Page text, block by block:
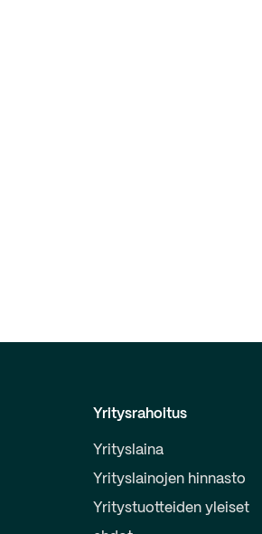
Yritysrahoitus
Yrityslaina
Yrityslainojen hinnasto
Yritystuotteiden yleiset